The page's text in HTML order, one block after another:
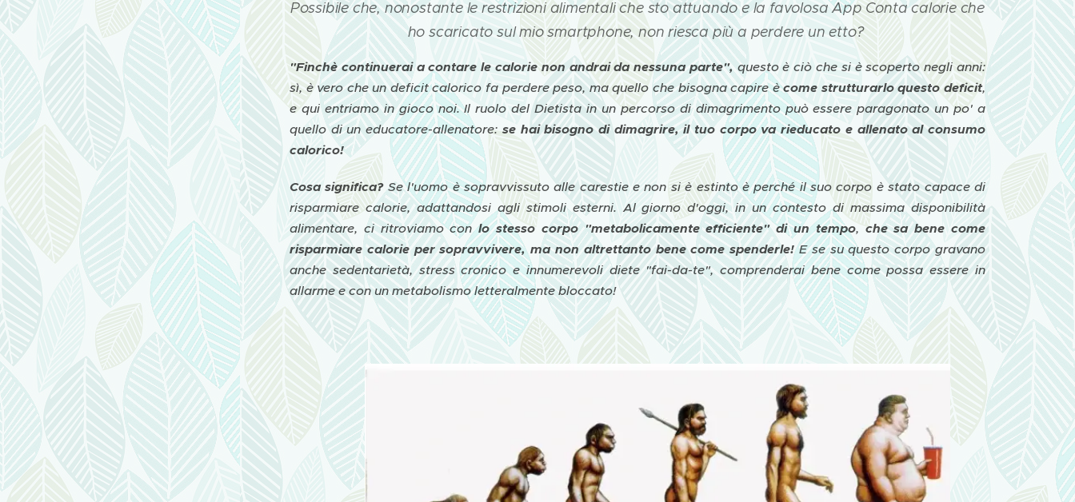
Possibile che, nonostante le restrizioni alimentali che sto attuando e la favolosa App Conta calorie che
ho scaricato sul mio smartphone, non riesca più a perdere un etto?
"Finchè continuerai a contare le calorie non andrai da nessuna parte", questo è ciò che si è scoperto negli anni:
sì, è vero che un deficit calorico fa perdere peso, ma quello che bisogna capire ècome strutturarlo questo deficit,
e qui entriamo in gioco noi. Il ruolo del Dietista in un percorso di dimagrimento può essere paragonato un po' a
quello di un educatore-allenatore:se hai bisogno di dimagrire, il tuo corpo va rieducato e allenato al consumo
calorico!
Cosa significa?Se l'uomo è sopravvissuto alle carestie e non si è estinto è perché il suo corpo è stato capace di
risparmiare calorie, adattandosi agli stimoli esterni. Al giorno d'oggi, in un contesto di massima disponibilità
alimentare, ci ritroviamo conlo stesso corpo "metabolicamente efficiente" di un tempo, che sa bene come
risparmiare calorie per sopravvivere, ma non altrettanto bene come spenderle!E se su questo corpo gravano
anche sedentarietà, stress cronico e innumerevoli diete "fai-da-te", comprenderai bene come possa essere in
allarme e con un metabolismo letteralmente bloccato!